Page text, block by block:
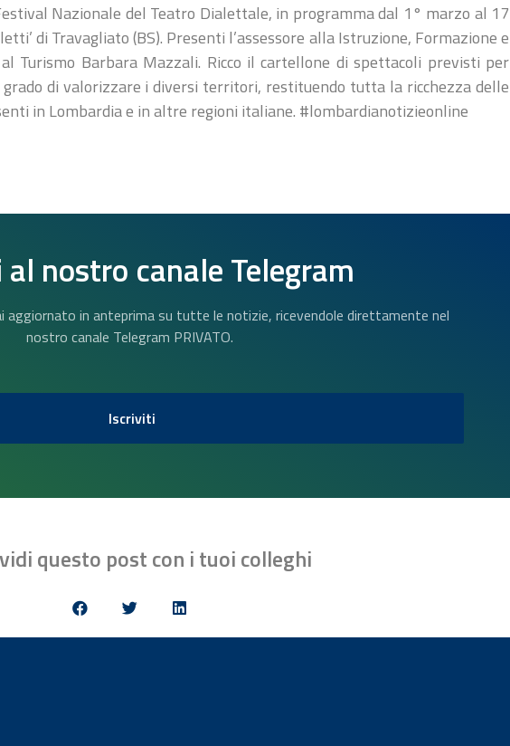
Nazionale del Teatro Dialettale, in programma dal 1° marzo al 17
di Travagliato (BS). Presenti l’assessore alla Istruzione, Formazione e
Turismo Barbara Mazzali. Ricco il cartellone di spettacoli previsti per
di valorizzare i diversi territori, restituendo tutta la ricchezza delle
in Lombardia e in altre regioni italiane. #lombardianotizieonline
nostro canale Telegram
aggiornato in anteprima su tutte le notizie, ricevendole direttamente nel
nostro canale Telegram PRIVATO.
Iscriviti
questo post con i tuoi colleghi